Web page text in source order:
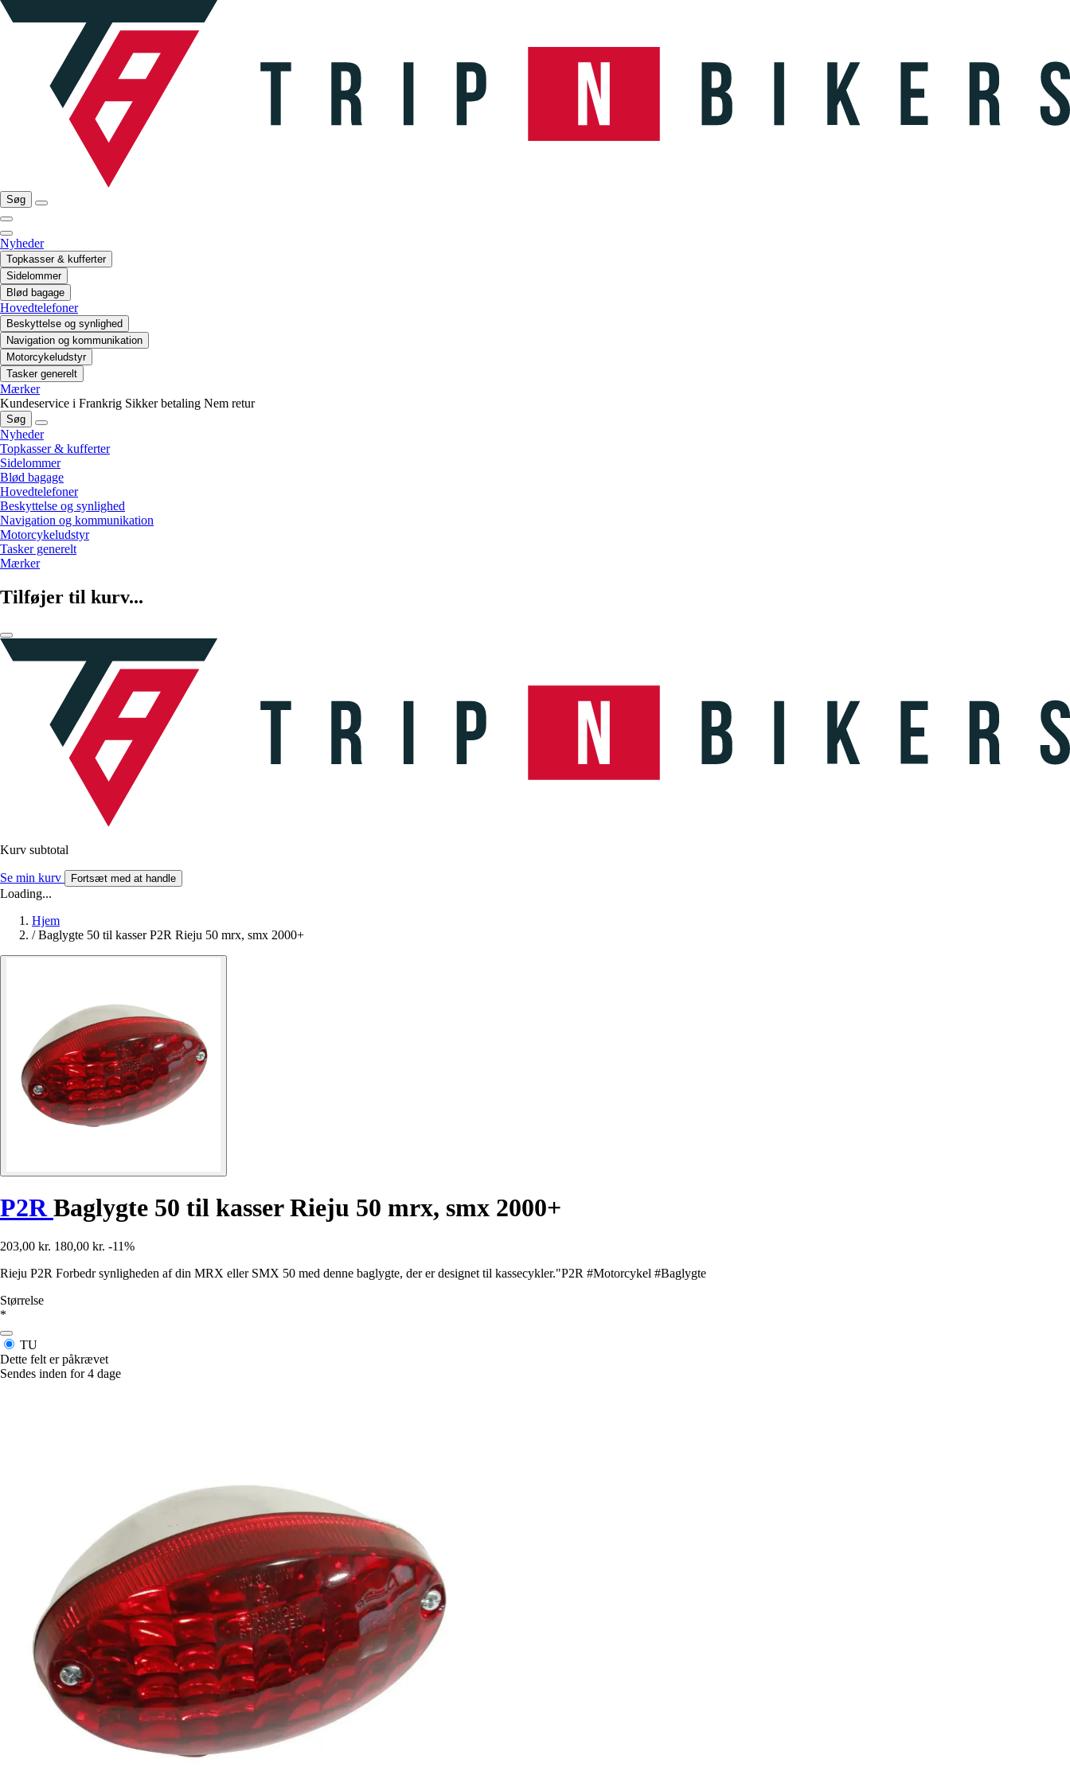
Søg
Nyheder
Topkasser & kufferter
Sidelommer
Blød bagage
Hovedtelefoner
Beskyttelse og synlighed
Navigation og kommunikation
Motorcykeludstyr
Tasker generelt
Mærker
Kundeservice i Frankrig Sikker betaling Nem retur
Søg
Nyheder
Topkasser & kufferter
Sidelommer
Blød bagage
Hovedtelefoner
Beskyttelse og synlighed
Navigation og kommunikation
Motorcykeludstyr
Tasker generelt
Mærker
Tilføjer til kurv...
Kurv subtotal
Se min kurv Fortsæt med at handle
Loading...
Hjem
/ Baglygte 50 til kasser P2R Rieju 50 mrx, smx 2000+
P2R Baglygte 50 til kasser Rieju 50 mrx, smx 2000+
203,00 kr. 180,00 kr. -11%
Rieju P2R Forbedr synligheden af din MRX eller SMX 50 med denne baglygte, der er designet til kassecykler."P2R #Motorcykel #Baglygte
Størrelse
*
TU
Dette felt er påkrævet
Sendes inden for 4 dage